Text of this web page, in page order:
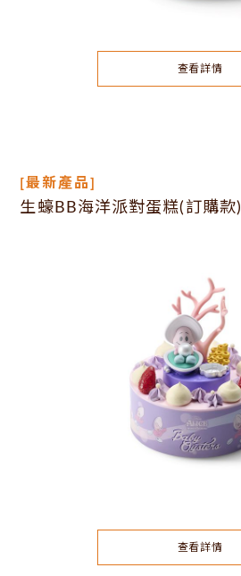
查看詳情
[最新產品]
生蠔BB海洋派對蛋糕(訂購款)
查看詳情